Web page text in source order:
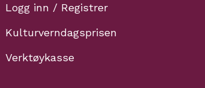
Logg inn / Registrer
Kulturverndagsprisen
Verktøykasse